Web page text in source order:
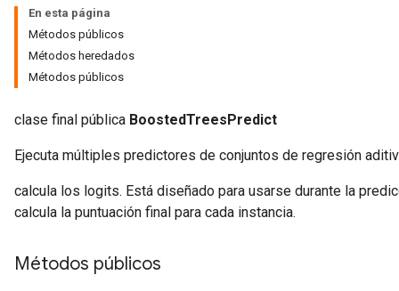
En esta página
Métodos públicos
Métodos heredados
Métodos públicos
clase final pública BoostedTreesPredict
Ejecuta múltiples predictores de conjuntos de regresión
calcula los logits. Está diseñado para usarse durante la
calcula la puntuación final para cada instancia.
Métodos públicos